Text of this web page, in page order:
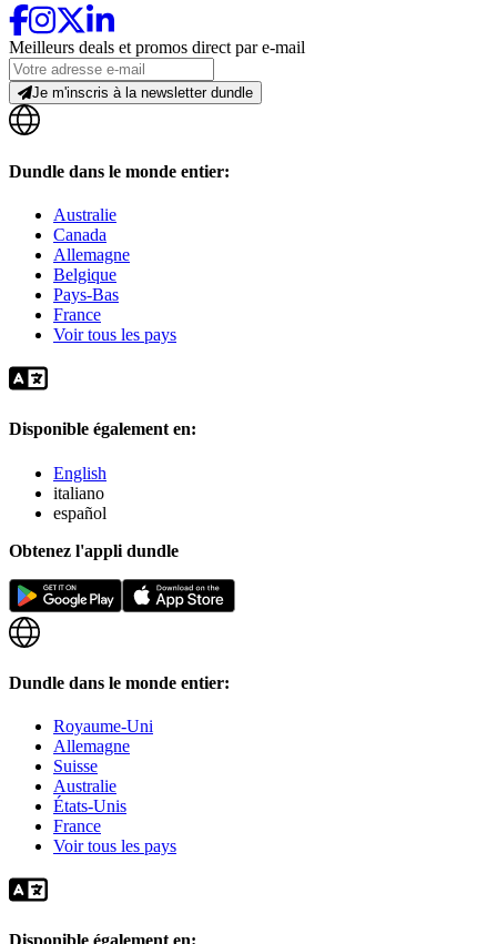
Meilleurs deals et promos direct par e-mail
Je m'inscris à la newsletter dundle
Dundle dans le monde entier:
Australie
Canada
Allemagne
Belgique
Pays-Bas
France
Voir tous les pays
Disponible également en:
English
italiano
español
Obtenez l'appli dundle
Dundle dans le monde entier:
Royaume-Uni
Allemagne
Suisse
Australie
États-Unis
France
Voir tous les pays